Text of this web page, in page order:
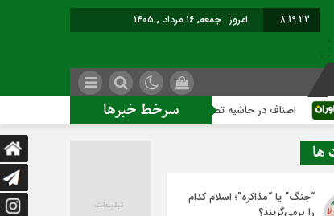
8:19:23 امروز : جمعه, ۱۶ مرداد , ۱۴۰۵
سرخط خبرها
در حاشیه تصمیم‌سازی؛ شهر بدون بازار به کجا می‌رسد؟
ها
“جنگ” یا “مذاکره”؛ اسلام کدام
را برمی‌گزیند؟